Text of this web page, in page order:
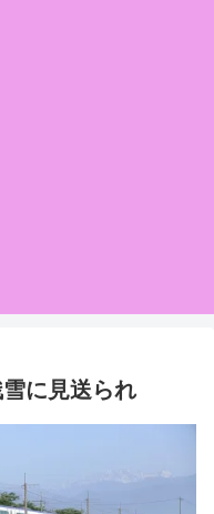
に見送られ